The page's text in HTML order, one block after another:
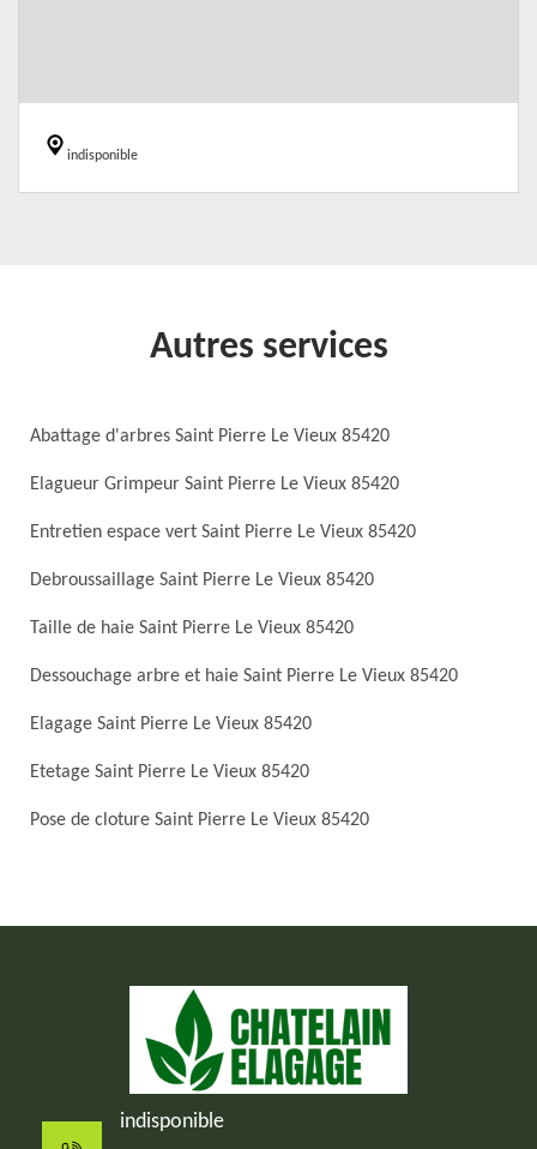
indisponible
Autres services
Abattage d'arbres Saint Pierre Le Vieux 85420
Elagueur Grimpeur Saint Pierre Le Vieux 85420
Entretien espace vert Saint Pierre Le Vieux 85420
Debroussaillage Saint Pierre Le Vieux 85420
Taille de haie Saint Pierre Le Vieux 85420
Dessouchage arbre et haie Saint Pierre Le Vieux 85420
Elagage Saint Pierre Le Vieux 85420
Etetage Saint Pierre Le Vieux 85420
Pose de cloture Saint Pierre Le Vieux 85420
indisponible